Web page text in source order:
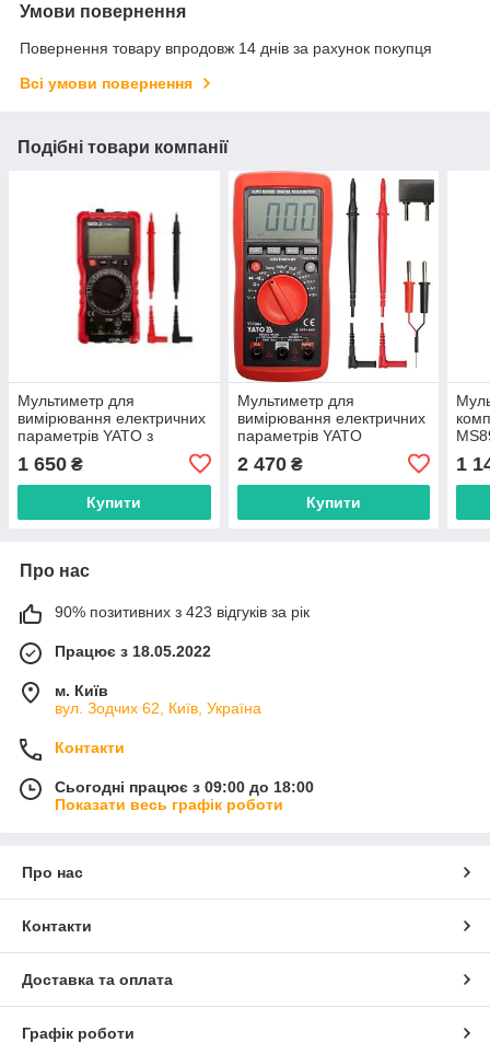
Умови повернення
Повернення товару впродовж 14 днів за рахунок покупця
Всі умови повернення
Подібні товари компанії
Мультиметр для
вимірювання електричних
параметрів YATO з
цифровим LCD-дисплеєм
1 650 ₴
Купити
Мультиметр для
вимірювання електричних
параметрів YATO
2 470₴
Купити
1
Про нас
90% позитивних з 423 відгуків за рік
Працює з 18.05.2022
м. Київ
вул. Зодчих 62, Київ, Україна
Контакти
Сьогодні працює з 09:00 до 18:00
Показати весь графік роботи
Про нас
Контакти
Доставка та оплата
Графік роботи